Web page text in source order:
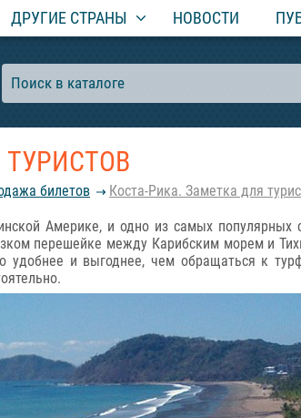
ДРУГИЕ СТРАНЫ НОВОСТИ
билетов Коста-Рика. Заметка для
Америке, и одно из самых популярных
перешейке между Карибским морем и
удобнее и выгоднее, чем обращаться к